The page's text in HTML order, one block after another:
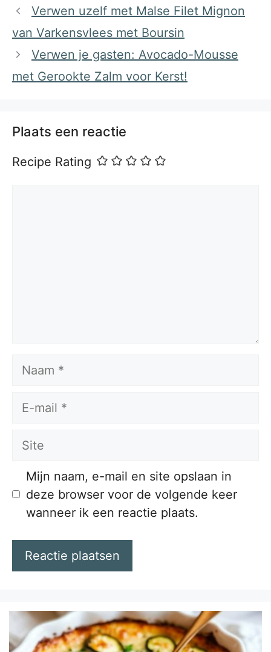
Verwen uzelf met Malse Filet Mignon
van Varkensvlees met Boursin
Verwen je gasten: Avocado-Mousse
met Gerookte Zalm voor Kerst!
Plaats een reactie
Recipe Rating
Naam
E-
Site
Mijn naam, e-mail en site opslaan in
deze browser voor de volgende keer
wanneer ik een reactie plaats.